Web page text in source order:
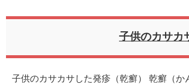
子供のカサカ
子供のカサカサした発疹（乾癬） 乾癬（